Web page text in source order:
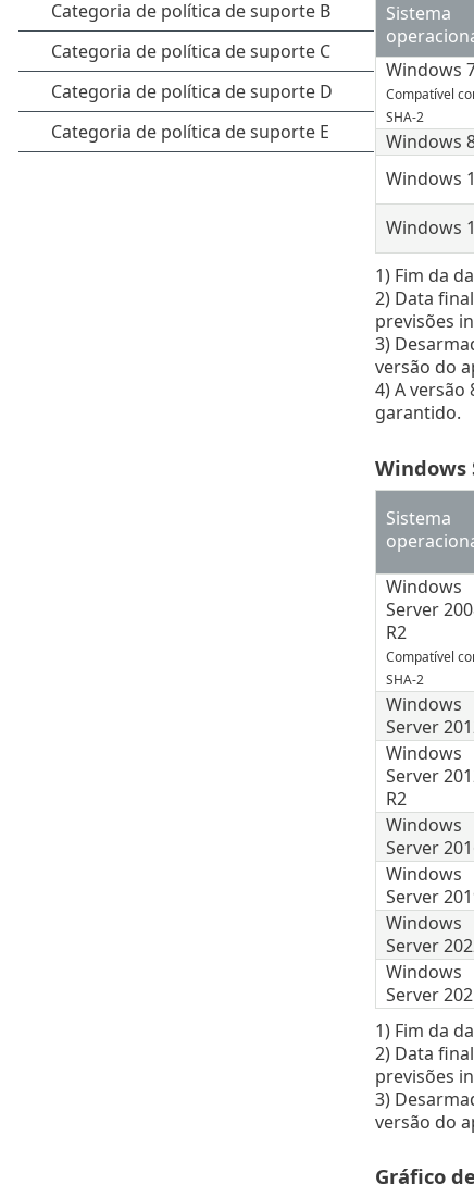
Sistema
Windows
Compatível
SHA-2
Windows
Windows
Windows
1) Fim da
2) Data
previsões
3)
versão do
4) A
garantido.
Windows
Sistema
Windows
Server
R2
Compatível
SHA-2
Windows
Server
Windows
Server
R2
Windows
Server
Windows
Server
Windows
Server
Windows
Server
1) Fim da
2) Data
previsões
3)
versão do
Gráfico